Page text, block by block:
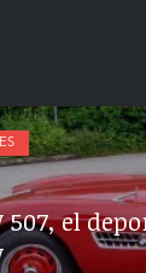
507, el